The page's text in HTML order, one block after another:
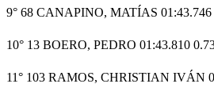
9° 68 CANAPINO, MATÍAS 01:43.746
10° 13 BOERO, PEDRO 01:43.810
11° 103 RAMOS, CHRISTIAN IVÁN